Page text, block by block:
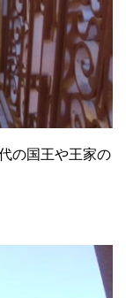
の国王や王家の